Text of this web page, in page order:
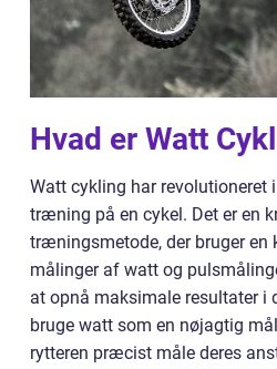
Hvad er Watt
Watt cykling har revolutioneret
træning på en cykel. Det er en
træningsmetode, der bruger
målinger af watt og
at opnå maksimale resultater i
bruge watt som en nøjagtig
rytteren præcist måle deres